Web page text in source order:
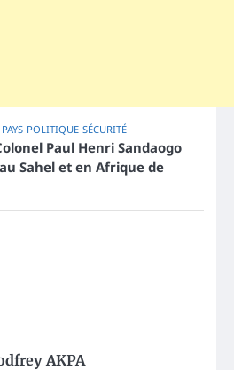
PAYS POLITIQUE SÉCURITÉ
Paul Henri Sandaogo
Sahel et en Afrique de
AKPA